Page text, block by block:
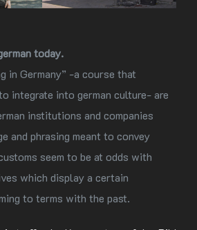
today.
in Germany” -a course that
integrate into german culture- are
institutions and companies
and phrasing meant to convey
seem to be at odds with
which display a certain
to terms with the past.